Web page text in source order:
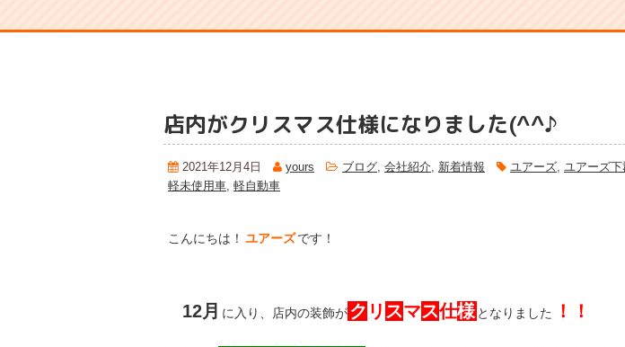
店内がクリスマス仕様になりました(^^♪
2021年12月4日 yours ブログ, 会社紹介, 新着情報 ユアーズ, ユアーズ下
軽未使用車, 軽自動車
こんにちは！ ユアーズです！
12月 に入り、店内の装飾がク リ スマス仕様 となりました ！！